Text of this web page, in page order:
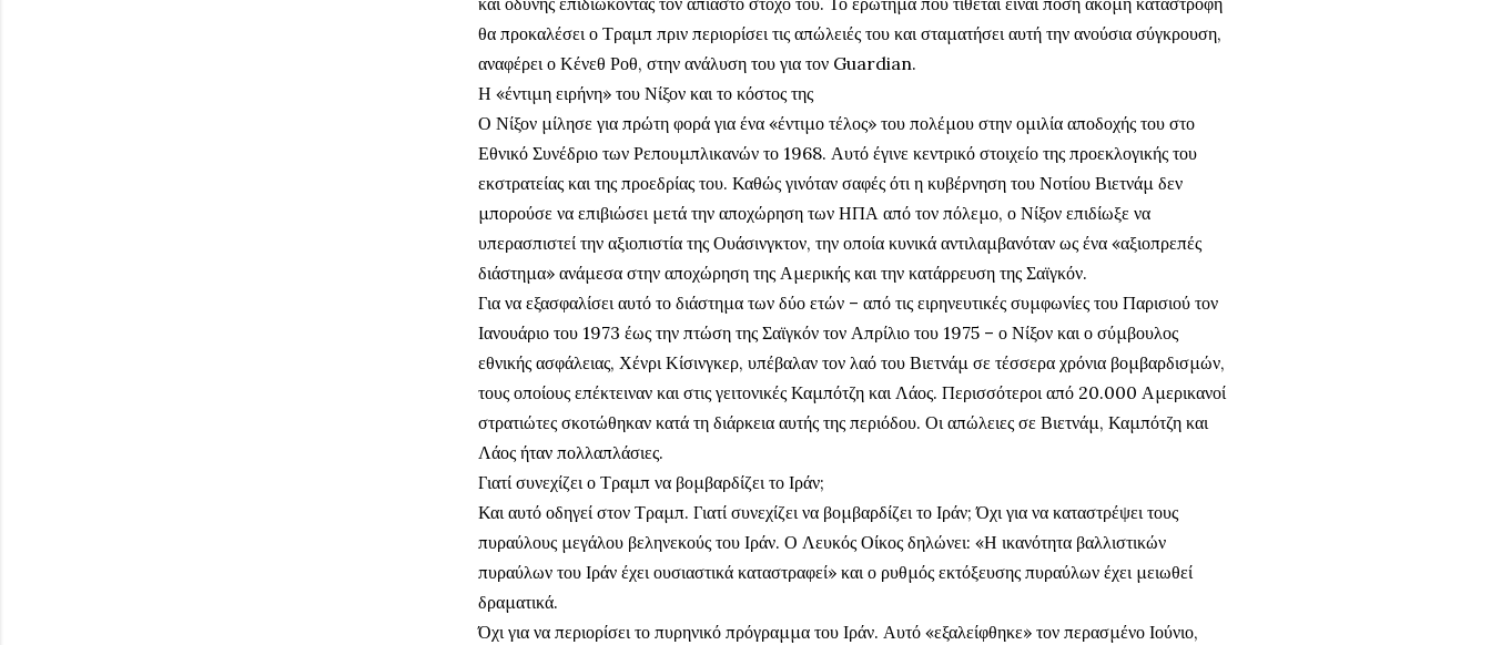
θα προκαλέσει ο Τραμπ πριν περιορίσει τις απώλειές του και σταματήσει αυτή την ανούσια σύγκρουση,
αναφέρει ο Κένεθ Ροθ, στην ανάλυση του για τον Guardian.
Η «έντιμη ειρήνη» του Νίξον και το κόστος της
Ο Νίξον μίλησε για πρώτη φορά για ένα «έντιμο τέλος» του πολέμου στην ομιλία αποδοχής του στο
Εθνικό Συνέδριο των Ρεπουμπλικανών το 1968. Αυτό έγινε κεντρικό στοιχείο της προεκλογικής του
εκστρατείας και της προεδρίας του. Καθώς γινόταν σαφές ότι η κυβέρνηση του Νοτίου Βιετνάμ δεν
μπορούσε να επιβιώσει μετά την αποχώρηση των ΗΠΑ από τον πόλεμο, ο Νίξον επιδίωξε να
υπερασπιστεί την αξιοπιστία της Ουάσινγκτον, την οποία κυνικά αντιλαμβανόταν ως ένα «αξιοπρεπές
διάστημα» ανάμεσα στην αποχώρηση της Αμερικής και την κατάρρευση της Σαϊγκόν.
Για να εξασφαλίσει αυτό το διάστημα των δύο ετών – από τις ειρηνευτικές συμφωνίες του Παρισιού τον
Ιανουάριο του 1973 έως την πτώση της Σαϊγκόν τον Απρίλιο του 1975 – ο Νίξον και ο σύμβουλος
εθνικής ασφάλειας, Χένρι Κίσινγκερ, υπέβαλαν τον λαό του Βιετνάμ σε τέσσερα χρόνια βομβαρδισμών,
τους οποίους επέκτειναν και στις γειτονικές Καμπότζη και Λάος. Περισσότεροι από 20.000 Αμερικανοί
στρατιώτες σκοτώθηκαν κατά τη διάρκεια αυτής της περιόδου. Οι απώλειες σε Βιετνάμ, Καμπότζη και
Λάος ήταν πολλαπλάσιες.
Γιατί συνεχίζει ο Τραμπ να βομβαρδίζει το Ιράν;
Και αυτό οδηγεί στον Τραμπ. Γιατί συνεχίζει να βομβαρδίζει το Ιράν; Όχι για να καταστρέψει τους
πυραύλους μεγάλου βεληνεκούς του Ιράν. Ο Λευκός Οίκος δηλώνει: «Η ικανότητα βαλλιστικών
πυραύλων του Ιράν έχει ουσιαστικά καταστραφεί» και ο ρυθμός εκτόξευσης πυραύλων έχει μειωθεί
δραματικά.
Όχι για να περιορίσει το πυρηνικό πρόγραμμα του Ιράν. Αυτό «εξαλείφθηκε» τον περασμένο Ιούνιο,